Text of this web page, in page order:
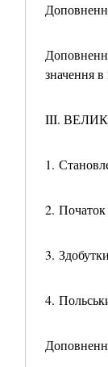
значення в
III.
1.
2. Початок
3.
4.